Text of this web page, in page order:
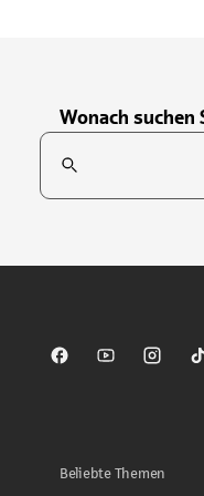
Wonach suchen
Suchfeld
Sparkasse aufSparkasse auf
Beliebte Themen